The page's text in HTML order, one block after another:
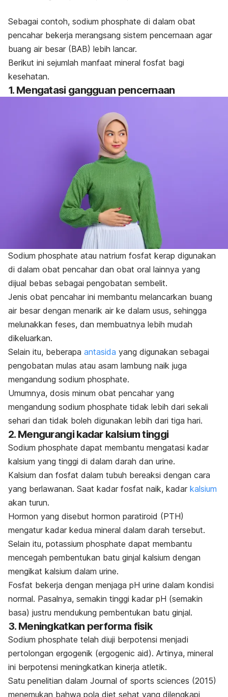
Sebagai contoh, sodium phosphate di dalam obat
pencahar bekerja merangsang sistem pencernaan agar
buang air besar (BAB) lebih lancar.
Berikut ini sejumlah manfaat mineral fosfat bagi
kesehatan.
1. Mengatasi gangguan pencernaan
Sodium phosphate atau natrium fosfat kerap digunakan
di dalam obat pencahar dan obat oral lainnya yang
dijual bebas sebagai pengobatan sembelit.
Jenis obat pencahar ini membantu melancarkan buang
air besar dengan menarik air ke dalam usus, sehingga
melunakkan feses, dan membuatnya lebih mudah
dikeluarkan.
Selain itu, beberapa antasida yang digunakan sebagai
pengobatan mulas atau asam lambung naik juga
mengandung sodium phosphate.
Umumnya, dosis minum obat pencahar yang
mengandung sodium phosphate tidak lebih dari sekali
sehari dan tidak boleh digunakan lebih dari tiga hari.
2. Mengurangi kadar kalsium tinggi
Sodium phosphate dapat membantu mengatasi kadar
kalsium yang tinggi di dalam darah dan urine.
Kalsium dan fosfat dalam tubuh bereaksi dengan cara
yang berlawanan. Saat kadar fosfat naik, kadar kalsium
akan turun.
Hormon yang disebut hormon paratiroid (PTH)
mengatur kadar kedua mineral dalam darah tersebut.
Selain itu, potassium phosphate dapat membantu
mencegah pembentukan batu ginjal kalsium dengan
mengikat kalsium dalam urine.
Fosfat bekerja dengan menjaga pH urine dalam kondisi
normal. Pasalnya, semakin tinggi kadar pH (semakin
basa) justru mendukung pembentukan batu ginjal.
3. Meningkatkan performa fisik
Sodium phosphate telah diuji berpotensi menjadi
pertolongan ergogenik (ergogenic aid). Artinya, mineral
ini berpotensi meningkatkan kinerja atletik.
Satu penelitian dalam Journal of sports sciences (2015)
menemukan bahwa pola diet sehat yang dilengkapi